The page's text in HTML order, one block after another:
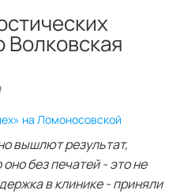
Волковская
на Ломоносовской
вышлют результат,
без печатей - это не
в клинике - приняли